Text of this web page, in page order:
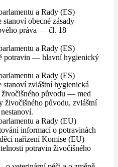
a Rady (ES)
obecné zásady
práva — čl. 18
a Rady (ES)
potravin — hlavní hygienický
a Rady (ES)
stanoví zvláštní hygienická
původu — med
živočišného původu, zvláštní
a Rady (EU)
informací o potravinách
nařízení Komise (EU)
potravin živočišného